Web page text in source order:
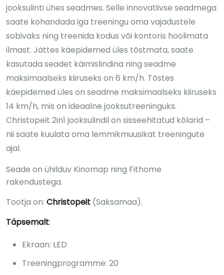
jooksulinti ühes seadmes. Selle innovatiivse seadmega
saate kohandada iga treeningu oma vajadustele
sobivaks ning treenida kodus või kontoris hoolimata
ilmast. Jättes käepidemed üles tõstmata, saate
kasutada seadet käimislindina ning seadme
maksimaalseks kiiruseks on 6 km/h. Tõstes
käepidemed üles on seadme maksimaalseks kiiruseks
14 km/h, mis on ideaalne jooksutreeninguks.
Christopeit 2in1 jooksulindil on sisseehitatud kõlarid –
nii saate kuulata oma lemmikmuusikat treeningute
ajal.
Seade on ühilduv Kinomap ning Fithome
rakendustega.
Tootja on: Christopeit (Saksamaa).
Täpsemalt:
Ekraan: LED
Treeningprogramme: 20